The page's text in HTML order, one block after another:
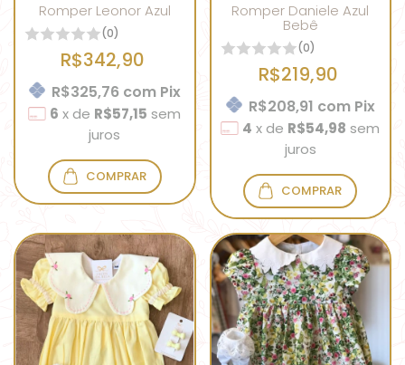
Romper Leonor Azul
(0)
R$342,90
R$325,76 com Pix
6 x de R$57,15 sem
juros
COMPRAR
Romper Daniele Azul
Bebê
(0)
R$219,90
R$208,91 com Pix
4 x de R$54,98 sem
juros
COMPRAR